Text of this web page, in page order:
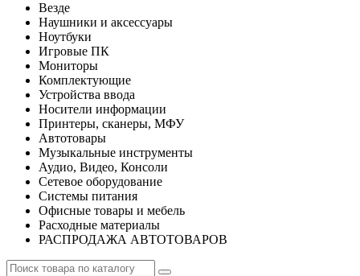
Везде
Наушники и аксессуары
Ноутбуки
Игровые ПК
Мониторы
Комплектующие
Устройства ввода
Носители информации
Принтеры, сканеры, МФУ
Автотовары
Музыкальные инструменты
Аудио, Видео, Консоли
Сетевое оборудование
Системы питания
Офисные товары и мебель
Расходные материалы
РАСПРОДАЖА АВТОТОВАРОВ